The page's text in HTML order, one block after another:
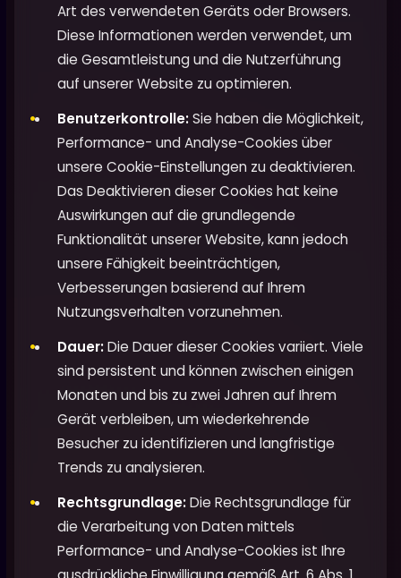
Art des verwendeten Geräts oder Browsers.
Diese Informationen werden verwendet, um
die Gesamtleistung und die Nutzerführung
auf unserer Website zu optimieren.
Benutzerkontrolle:Sie haben die Möglichkeit,
Performance- und Analyse-Cookies über
unsere Cookie-Einstellungen zu deaktivieren.
Das Deaktivieren dieser Cookies hat keine
Auswirkungen auf die grundlegende
Funktionalität unserer Website, kann jedoch
unsere Fähigkeit beeinträchtigen,
Verbesserungen basierend auf Ihrem
Nutzungsverhalten vorzunehmen.
Dauer:Die Dauer dieser Cookies variiert. Viele
sind persistent und können zwischen einigen
Monaten und bis zu zwei Jahren auf Ihrem
Gerät verbleiben, um wiederkehrende
Besucher zu identifizieren und langfristige
Trends zu analysieren.
Rechtsgrundlage:Die Rechtsgrundlage für
die Verarbeitung von Daten mittels
Performance- und Analyse-Cookies ist Ihre